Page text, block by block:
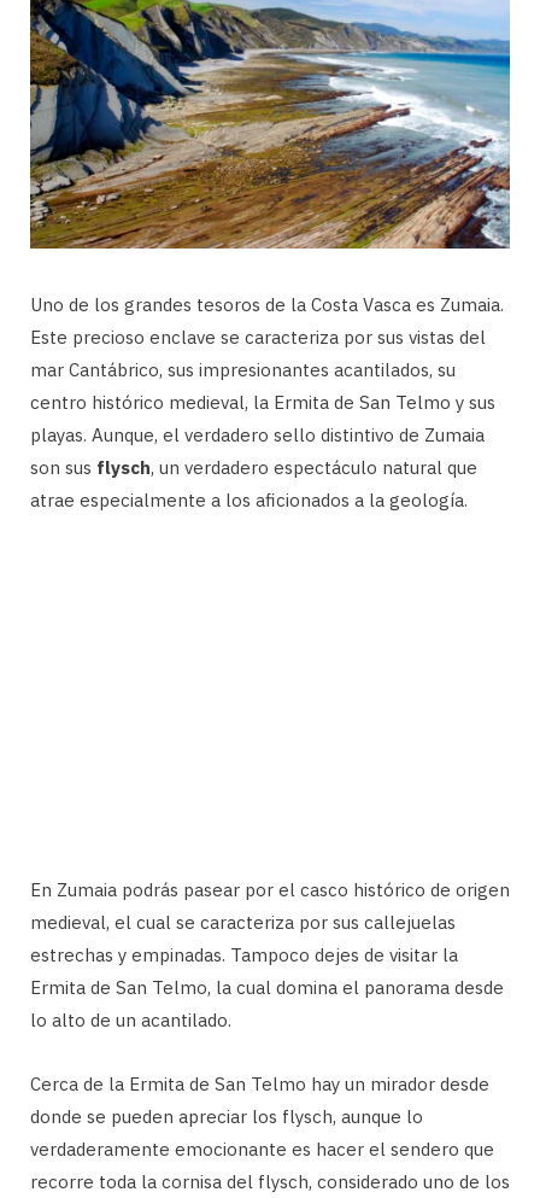
Uno de los grandes tesoros de la Costa Vasca es Zumaia.
Este precioso enclave se caracteriza por sus vistas del
mar Cantábrico, sus impresionantes acantilados, su
centro histórico medieval, la Ermita de San Telmo y sus
playas. Aunque, el verdadero sello distintivo de Zumaia
son sus flysch, un verdadero espectáculo natural que
atrae especialmente a los aficionados a la geología.
En Zumaia podrás pasear por el casco histórico de origen
medieval, el cual se caracteriza por sus callejuelas
estrechas y empinadas. Tampoco dejes de visitar la
Ermita de San Telmo, la cual domina el panorama desde
lo alto de un acantilado.
Cerca de la Ermita de San Telmo hay un mirador desde
donde se pueden apreciar los flysch, aunque lo
verdaderamente emocionante es hacer el sendero que
recorre toda la cornisa del flysch, considerado uno de los